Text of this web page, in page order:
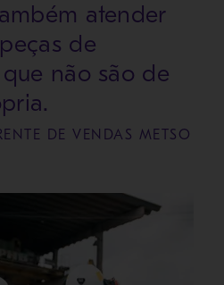
atender
de
não são de
DE VENDAS METSO